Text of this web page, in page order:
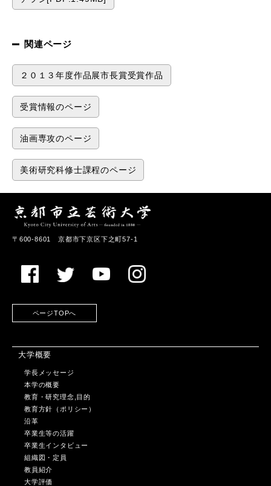
関連ページ
２０１３年度作品展市長賞受賞作品
受賞情報のページ
油画専攻のページ
美術研究科修士課程のページ
〒600-8601 京都市下京区下之町57-1
ページTOPへ
大学概要
学長メッセージ
本学の概要
教育・研究理念,目的
教育方針（ポリシー）
沿革
卒業生等の活躍
卒業生インタビュー
組織図・定員
教員紹介
大学評価